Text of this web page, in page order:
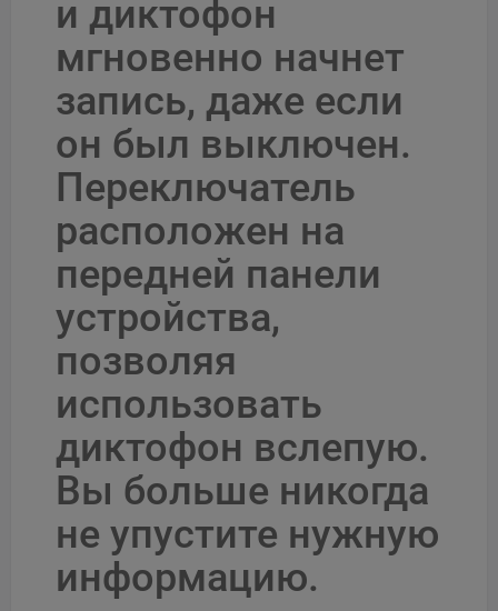
и диктофон
мгновенно начнет
запись, даже если
он был выключен.
Переключатель
расположен на
передней панели
устройства,
позволяя
использовать
диктофон вслепую.
Вы больше никогда
не упустите нужную
информацию.